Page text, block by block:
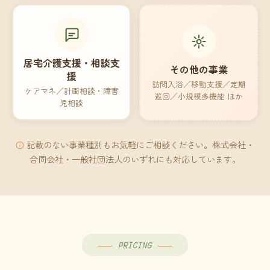
居宅介護支援・相談支
援
ケアマネ／計画相談・障害
児相談
その他の事業
訪問入浴／移動支援／定期
巡回／小規模多機能 ほか
記載のない事業種別もお気軽にご相談ください。株式会社・
合同会社・一般社団法人のいずれにも対応しています。
PRICING